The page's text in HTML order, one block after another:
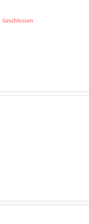
Geschlossen